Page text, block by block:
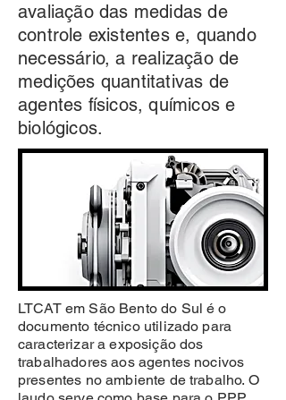
avaliação das medidas de
controle existentes e, quando
necessário, a realização de
medições quantitativas de
agentes físicos, químicos e
biológicos.
LTCAT em São Bento do Sul é o
documento técnico utilizado para
caracterizar a exposição dos
trabalhadores aos agentes nocivos
presentes no ambiente de trabalho. O